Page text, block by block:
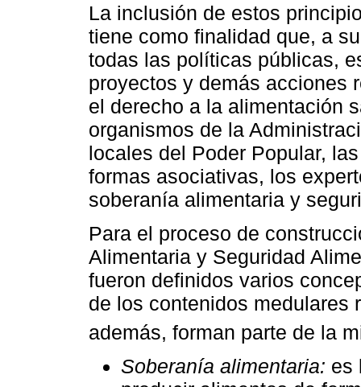
La inclusión de estos
tiene como finalidad que, a
todas las políticas públicas,
proyectos y demás acciones
el derecho a la alimentación
organismos de la
locales del Poder Popular,
formas asociativas, los
soberanía alimentaria y
Para el proceso de
Alimentaria y Seguridad
fueron definidos varios
de los contenidos medulares
además, forman parte de la
Soberanía alimentaria: es